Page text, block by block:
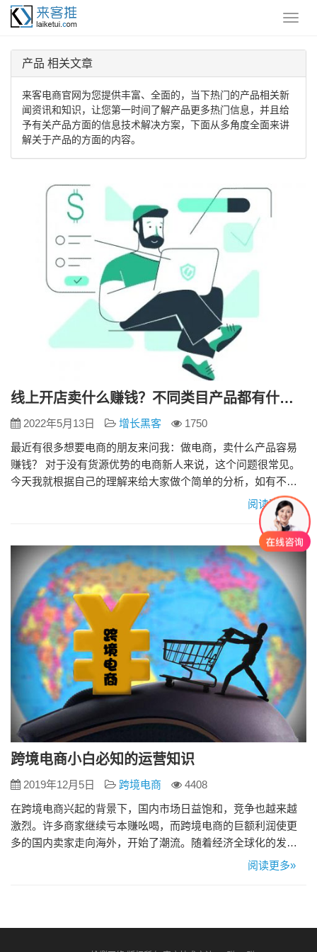
产品 相关文章
来客电商官网为您提供丰富、全面的，当下热门的产品相关新
闻资讯和知识，让您第一时间了解产品更多热门信息，并且给
予有关产品方面的信息技术解决方案，下面从多角度全面来讲
解关于产品的方面的内容。
线上开店卖什么赚钱？不同类目产品都有什么运营策略？
2022年5月13日 增长黑客
1750
最近有很多想要电商的朋友来问我：做电商，卖什么产品容易
赚钱？ 对于没有货源优势的电商新人来说，这个问题很常见。
今天我就根据自己的理解来给大家做个简单的分析，如有不足
之处，欢迎大家指正。 市场上的产品，一般分为标品和非标
品。 标品 一般是指外观/功能相同或相似，产品与产品间没有
太大差别的产品，比如手机、纸巾等类目产品，典型的特征就
是同质化严重。而且，标品的消费者都是有这个需求才会搜
索，很少会连续翻…
阅读更多»
跨境电商小白必知的运营知识
2019年12月5日 跨境电商
4408
在跨境电商兴起的背景下，国内市场日益饱和，竞争也越来越
激烈。许多商家继续亏本赚吆喝，而跨境电商的巨额利润使更
多的国内卖家走向海外，开始了潮流。随着经济全球化的发
展，世界各国之间的贸易越来越频繁。跨境电商已成为时代主
指属于不同关境并通过电商…
阅读更多»